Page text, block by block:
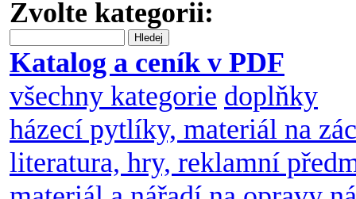
Zvolte kategorii:
Hledej
Katalog a ceník v PDF
všechny kategorie doplňky
házecí pytlíky, materiál na
literatura, hry, reklamní